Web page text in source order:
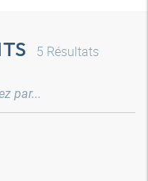
5 Résultats